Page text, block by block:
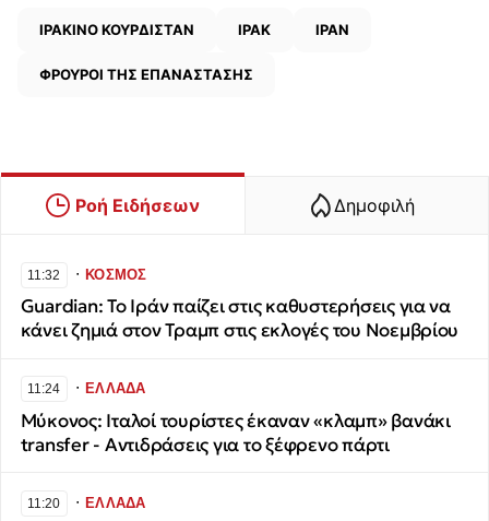
ΙΡΑΚΙΝΟ ΚΟΥΡΔΙΣΤΑΝ ΙΡΑΚ ΙΡΑΝ
ΦΡΟΥΡΟΙ ΤΗΣ ΕΠΑΝΑΣΤΑΣΗΣ
Ροή Ειδήσεων Δημοφιλή
11:32 ∙ΚΟΣΜΟΣ
Guardian: Το Ιράν παίζει στις καθυστερήσεις για να
κάνει ζημιά στον Τραμπ στις εκλογές του Νοεμβρίου
11:24 ∙ΕΛΛΑΔΑ
Μύκονος: Ιταλοί τουρίστες έκαναν «κλαμπ» βανάκι
transfer - Αντιδράσεις για το ξέφρενο πάρτι
11:20 ∙ΕΛΛΑΔΑ